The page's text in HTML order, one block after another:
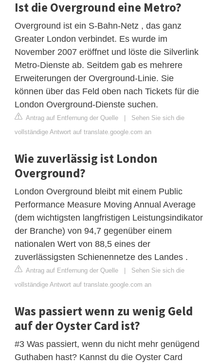
Ist die Overground eine Metro?
Overground ist ein S-Bahn-Netz , das ganz
Greater London verbindet. Es wurde im
November 2007 eröffnet und löste die Silverlink
Metro-Dienste ab. Seitdem gab es mehrere
Erweiterungen der Overground-Linie. Sie
können über das Feld oben nach Tickets für die
London Overground-Dienste suchen.
Antrag auf Entfernung der Quelle | Sehen Sie sich die
vollständige Antwort auf translate.google.com an
Wie zuverlässig ist London
Overground?
London Overground bleibt mit einem Public
Performance Measure Moving Annual Average
(dem wichtigsten langfristigen Leistungsindikator
der Branche) von 94,7 gegenüber einem
nationalen Wert von 88,5 eines der
zuverlässigsten Schienennetze des Landes .
Antrag auf Entfernung der Quelle | Sehen Sie sich die
vollständige Antwort auf translate.google.com an
Was passiert wenn zu wenig Geld
auf der Oyster Card ist?
#3 Was passiert, wenn du nicht mehr genügend
Guthaben hast? Kannst du die Oyster Card